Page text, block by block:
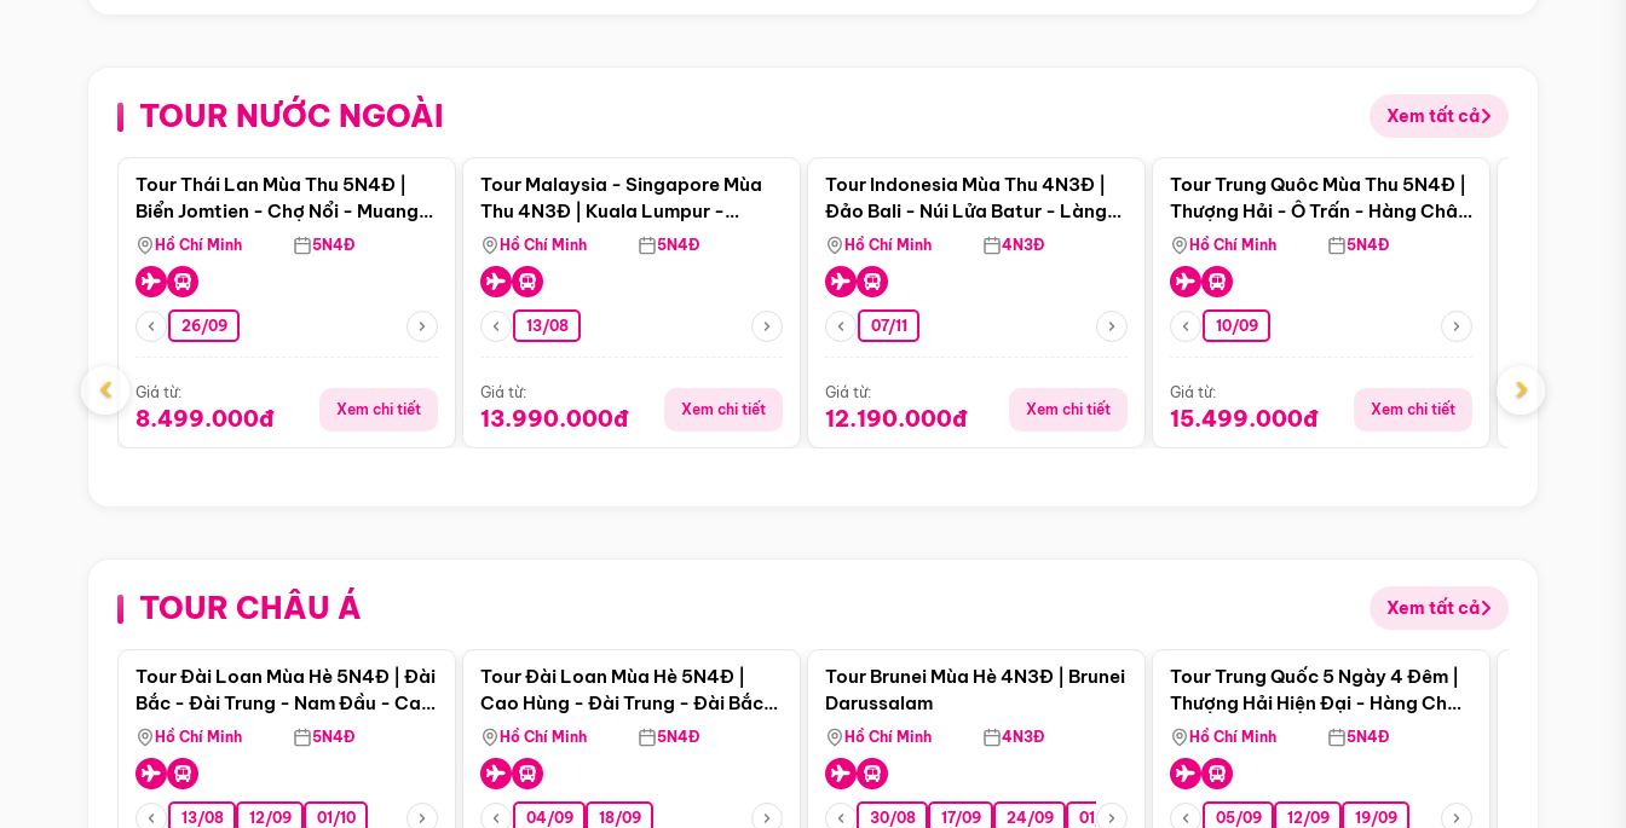
TOUR NƯỚC NGOÀI Xem tất cả
Điểm nổi bật
Tour Thái Lan Mùa Thu 5N4Đ |
Biển Jomtien - Chợ Nổi - Muang
Boran - Suanthai
Hồ Chí Minh 5N4Đ
26/09
Giá từ:
8.499.000đ Xem chi tiết
Tour Malaysia - Singapore Mùa
Thu 4N3Đ | Kuala Lumpur -
Malacca - Johor Baru -
Singapore
Hồ Chí Minh 5N4Đ
13/08
Giá từ:
13.990.000đ Xem chi tiết
Tour Indonesia Mùa Thu 4N3Đ |
Đảo Bali - Núi Lửa Batur - Làng
Penglipuran
Hồ Chí Minh 4N3Đ
07/11
Giá từ:
12.190.000đ Xem chi tiết
Điểm nổi bật
Tour Trung Quôc Mùa Thu 5N4Đ |
Thượng Hải - Ô Trấn - Hàng Châu
(Tour Không Shopping)
Hồ Chí Minh 5N4Đ
10/09
Giá từ:
15.499.000đ Xem chi tiết
Giá từ:
‹ ›
TOUR CHÂU Á Xem tất cả
Điểm nổi bật
Tour Đài Loan Mùa Hè 5N4Đ | Đài
Bắc - Đài Trung - Nam Đầu - Cao
Hùng ( Bay Vn)
Hồ Chí Minh 5N4Đ
13/08 12/09 01/10
Tour Đài Loan Mùa Hè 5N4Đ |
Cao Hùng - Đài Trung - Đài Bắc
(Bay Vj)
Hồ Chí Minh 5N4Đ
04/09 18/09
Tour Brunei Mùa Hè 4N3Đ | Brunei
Darussalam
Hồ Chí Minh 4N3Đ
30/08 17/09 24/09 01/10 15/10 29/10
Điểm nổi bật
Tour Trung Quốc 5 Ngày 4 Đêm |
Thượng Hải Hiện Đại - Hàng Châu
Nên Thơ - Ô Trấn Cổ Kính
Hồ Chí Minh 5N4Đ
05/09 12/09 19/09